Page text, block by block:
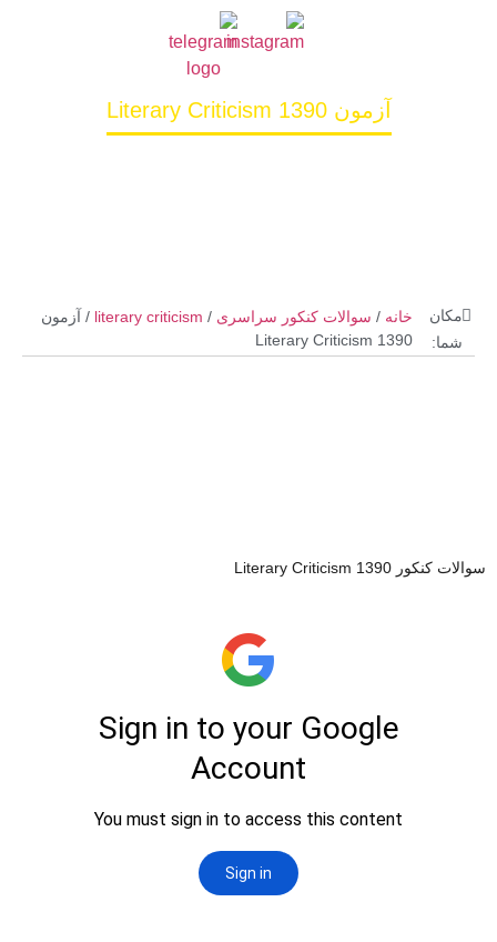
آزمون Literary Criticism 1390
مکان
شما:
خانه / سوالات کنکور سراسری /
literary criticism / آزمون
Literary Criticism 1390
سوالات کنکور Literary Criticism 1390